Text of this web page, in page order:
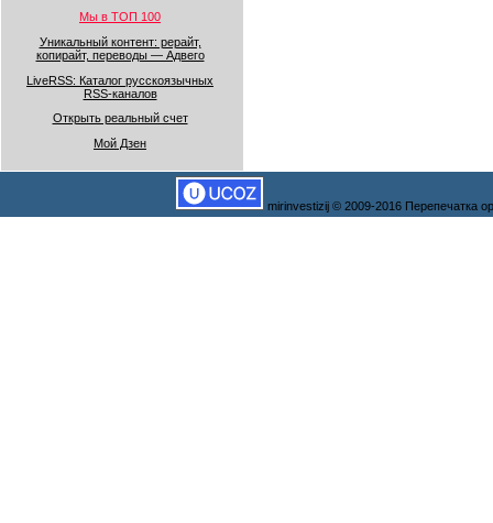
Мы в ТОП 100
Уникальный контент: рерайт,
копирайт, переводы — Адвего
LiveRSS: Каталог русскоязычных
RSS-каналов
Открыть реальный счет
Мой Дзен
mirinvestizij © 2009-2016 Перепечатка